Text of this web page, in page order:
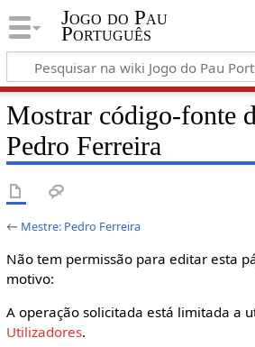
Jogo do Pau
Português
Mostrar código-fonte
Pedro Ferreira
← Mestre: Pedro Ferreira
Não tem permissão para editar esta
motivo:
A operação solicitada está limitada a
Utilizadores.